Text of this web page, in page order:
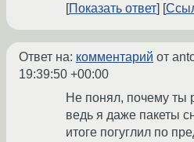
Показать ответ
Ответ на: комментарий от
19:39:50 +00:00
Не понял, почему ты
ведь я даже пакеты
итоге погуглил по